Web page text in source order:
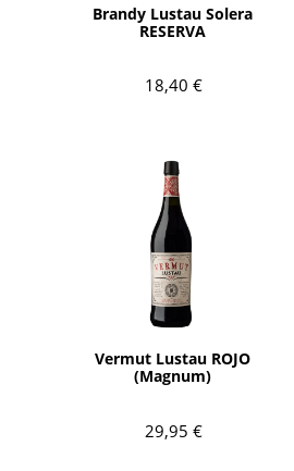
Brandy Lustau Solera
RESERVA
18,40 €
Vermut Lustau ROJO
(Magnum)
29,95 €
AÑADIR